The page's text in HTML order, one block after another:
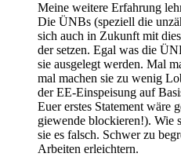
Mei­ne wei­te­re Erfah­rung
Die ÜNBs (spe­zi­ell die
sich auch in Zukunft mit
der set­zen. Egal was die
sie aus­ge­legt wer­den. Mal
mal machen sie zu wenig
der EE-Ein­spei­sung auf
Euer ers­tes State­ment wäre
gie­wen­de blo­ckie­ren!). Wie
sie es falsch. Schwer zu
Arbei­ten erleichtern.